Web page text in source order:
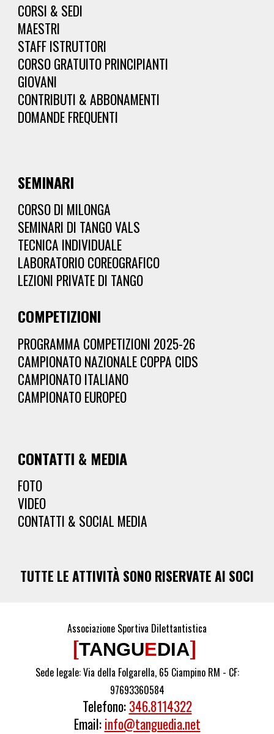
CORSI & SEDI
MAESTRI
STAFF ISTRUTTORI
CORSO GRATUITO PRINCIPIANTI
GIOVANI
CONTRIBUTI & ABBONAMENTI
DOMANDE FREQUENTI
SEMINARI
CORSO DI MILONGA
SEMINARI DI TANGO VALS
TECNICA INDIVIDUALE
LABORATORIO COREOGRAFICO
LEZIONI PRIVATE DI TANGO
COMPETIZIONI
PROGRAMMA COMPETIZIONI 2025-26
CAMPIONATO NAZIONALE COPPA CIDS
CAMPIONATO ITALIANO
CAMPIONATO EUROPEO
CONTATTI & MEDIA
FOTO
VIDEO
CONTATTI & SOCIAL MEDIA
TUTTE LE ATTIVITÀ SONO RISERVATE AI SOCI
Associazione Sportiva Dilettantistica
[TANGUEDIA]
Sede legale: Via della Folgarella, 65 Ciampino RM - CF:
97693360584
Telefono:346.8114322
Email:info@tanguedia.net